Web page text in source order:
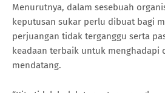
Menurutnya, dalam sesebuah
keputusan sukar perlu dibuat bagi
perjuangan tidak terganggu serta
keadaan terbaik untuk menghadapi
mendatang.